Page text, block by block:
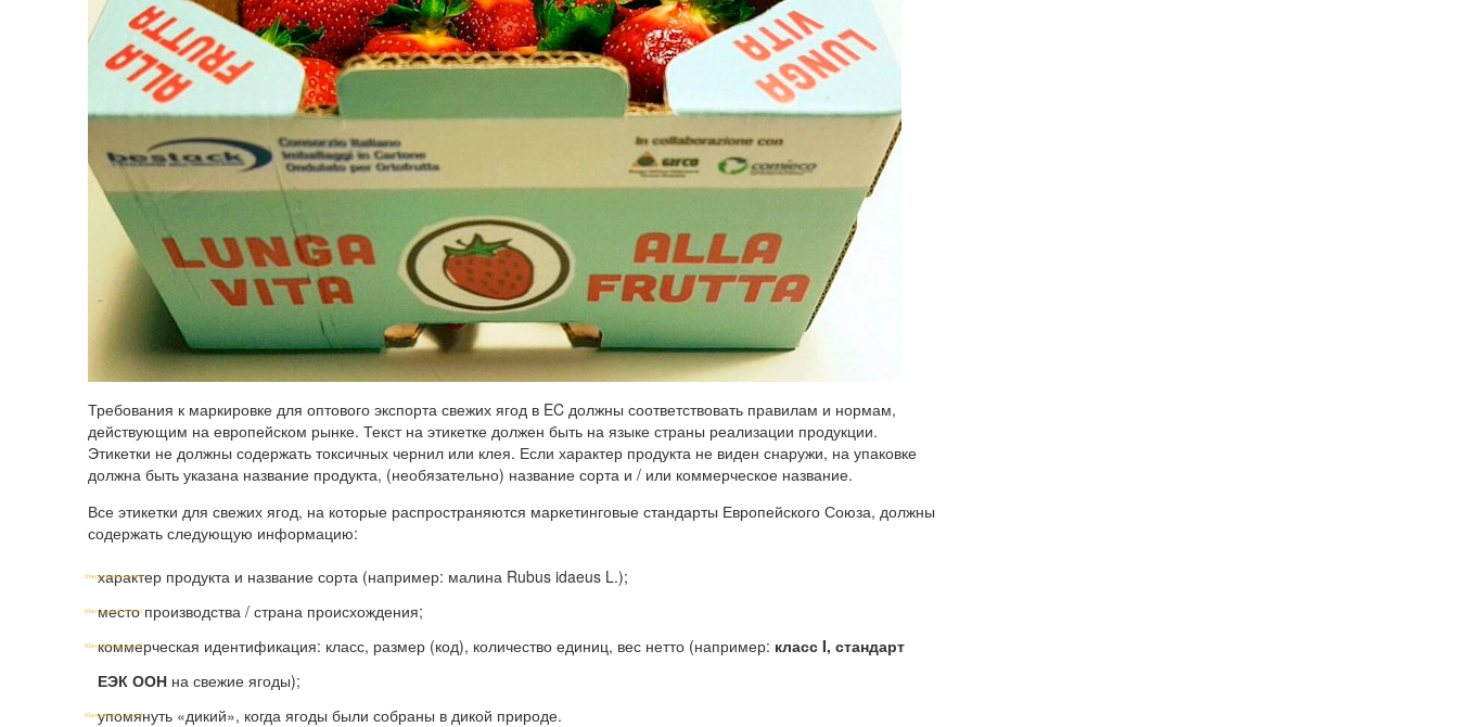
Требования к маркировке для оптового экспорта свежих ягод в EC должны соответствовать правилам и нормам,
действующим на европейском рынке. Текст на этикетке должен быть на языке страны реализации продукции.
Этикетки не должны содержать токсичных чернил или клея. Если характер продукта не виден снаружи, на упаковке
должна быть указана название продукта, (необязательно) название сорта и / или коммерческое название.
Все этикетки для свежих ягод, на которые распространяются маркетинговые стандарты Европейского Союза, должны
содержать следующую информацию:
характер продукта и название сорта (например: малина Rubus idaeus L.);
место производства / страна происхождения;
коммерческая идентификация: класс, размер (код), количество единиц, вес нетто (например: класс I, стандарт
ЕЭК ООНна свежие ягоды);
упомянуть «дикий», когда ягоды были собраны в дикой природе.